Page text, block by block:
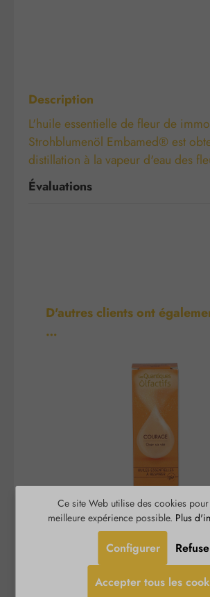
Description
L'huile essentielle de fleur de
Strohblumenöl Embamed® est
distillation à la vapeur d'eau des
Évaluations
Ignorer la galerie de produits
D'autres clients ont
…
Courage -
Olfactifs
Courage - Quantiques Olfactifs aide à
en l’avenir et est recommandé pour
Ce site Web utilise des cookies
meilleure expérience possible. Plus
Configurer
Accepter tous les